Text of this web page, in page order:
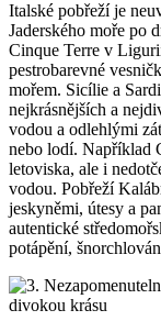
Italské pobřeží je
Jaderského moře po
Cinque Terre v
pestrobarevné
mořem. Sicílie a
nejkrásnějších a
vodou a odlehlými
nebo lodí. Například
letoviska, ale i
vodou. Pobřeží
jeskyněmi, útesy a
autentické
potápění,